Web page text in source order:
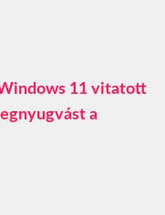
11 vitatott
a